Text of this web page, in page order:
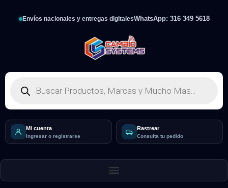
Envíos nacionales y entregas digitalesWhatsApp: 316 349 5618
Mi cuenta
Ingresar o registrarse
Rastrear
Consulta tu pedido